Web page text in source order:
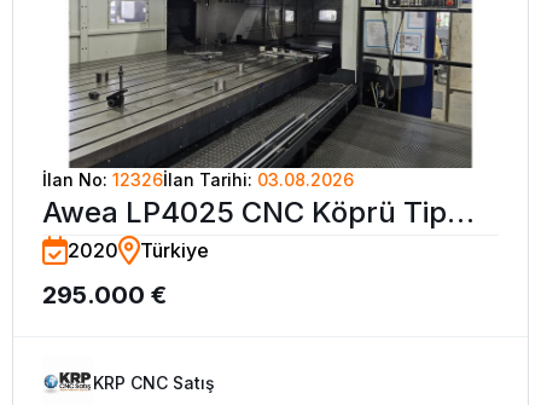
İlan No: 12326İlan Tarihi: 03.08.2026
Awea LP4025 CNC Köprü Tip
İşleme Merkezi-2020 (600 Saat)
2020 Türkiye
295.000 €
KRP CNC Satış